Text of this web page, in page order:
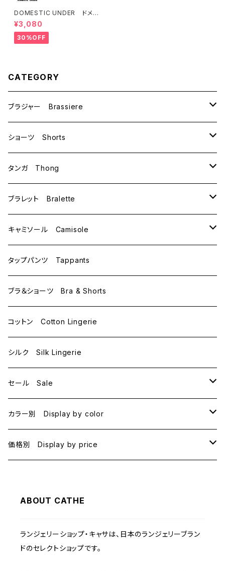
DOMESTIC UNDER ドメス
ティックアンダー サーモカット
レース ブラレット ソフトブ
ラ ノンワイヤーブラ（全3色）Ｍ
サイズ D2209 送料無料
¥3,080
30%OFF
CATEGORY
ブラジャー Brassiere
B70
B75
C65
C70
C75
D65
D70
E70
ショーツ Shorts
M
L
タンガ Thong
M
ブラレット Bralette
M
L
キャミソール Camisole
M
L
タップパンツ Tappants
ブラ＆ショーツ Bra & Shorts
コットン Cotton Lingerie
シルク Silk Lingerie
セール Sale
B70
B75
C70
C75
カラー別 Display by color
BLACK
BEIGE
NAVY
価格別 Display by price
1000~
2000~
ABOUT CATHE
ランジェリーショップ・キャサは、日本のランジェリーブラン
ドのセレクトショップです。